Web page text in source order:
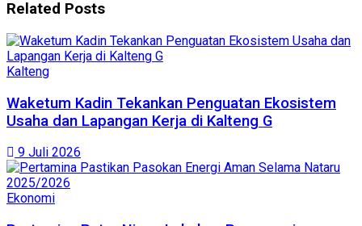
Related Posts
Kalteng
Waketum Kadin Tekankan Penguatan Ekosistem
Usaha dan Lapangan Kerja di Kalteng G
9 Juli 2026
Ekonomi